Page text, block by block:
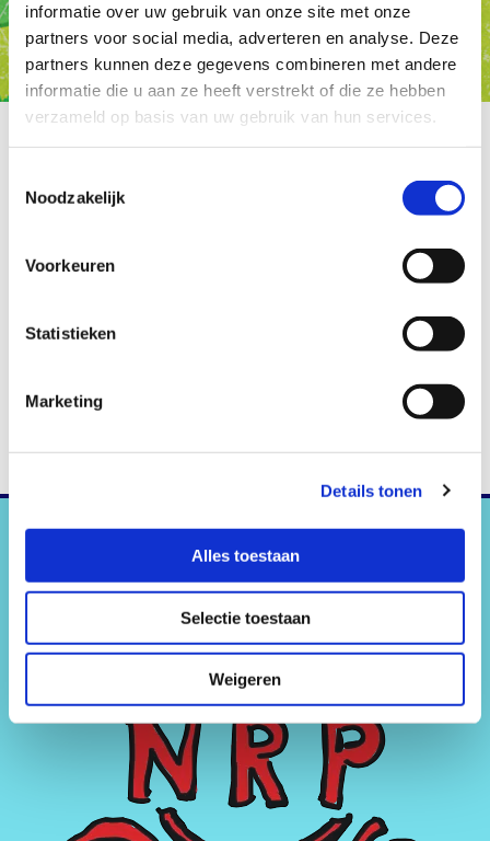
informatie over uw gebruik van onze site met onze
partners voor social media, adverteren en analyse. Deze
partners kunnen deze gegevens combineren met andere
informatie die u aan ze heeft verstrekt of die ze hebben
verzameld op basis van uw gebruik van hun services.
Noodzakelijk
Voorkeuren
Statistieken
Marketing
Details tonen
Alles toestaan
Selectie toestaan
Weigeren